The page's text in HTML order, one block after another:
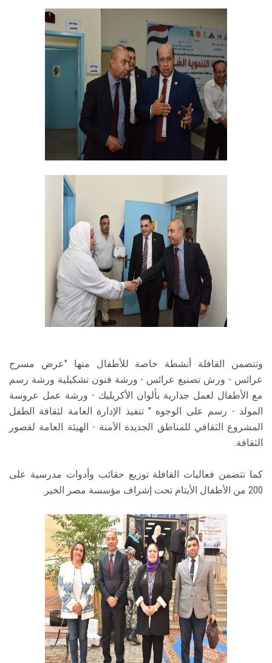
وتتضمن القافلة أنشطة خاصة للأطفال منها "عرض مسرح
عرائس - ورش تصنيع عرائس - ورشة فنون تشكيلية ورشة رسم
مع الأطفال لعمل جدارية بألوان الأكريليك - ورشة عمل عروسة
المولد - رسم على الوجوه " تنفيذ الإدارة العامة لثقافة الطفل
المشروع الثقافي للمناطق الجديدة الآمنة - الهيئة العامة لقصور
الثقافة.
كما تتضمن فعاليات القافلة توزيع حقائب وأدوات مدرسية على
200 من الأطفال الأيتام تحت إشراف مؤسسة مصر الخير.